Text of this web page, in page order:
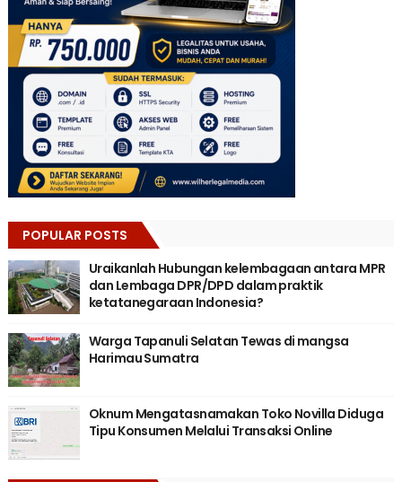
POPULAR POSTS
Uraikanlah Hubungan kelembagaan antara MPR
dan Lembaga DPR/DPD dalam praktik
ketatanegaraan Indonesia?
Warga Tapanuli Selatan Tewas di mangsa
Harimau Sumatra
Oknum Mengatasnamakan Toko Novilla Diduga
Tipu Konsumen Melalui Transaksi Online